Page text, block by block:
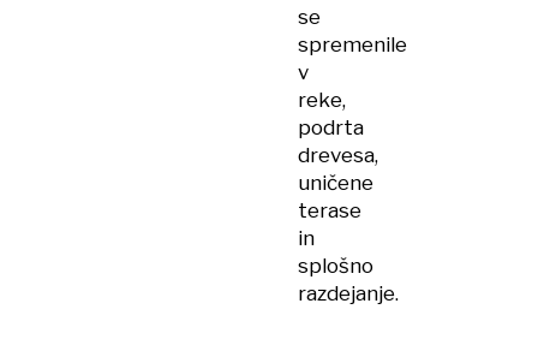
se
spremenile
v
reke,
podrta
drevesa,
uničene
terase
in
splošno
razdejanje.